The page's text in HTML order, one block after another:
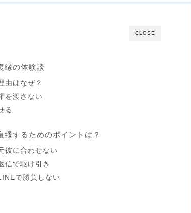
CLOSE
縁の体験談
由はなぜ？
を渡さない
る
縁するためのポイントは？
彼に合わせない
信で駆け引き
で勝負しない